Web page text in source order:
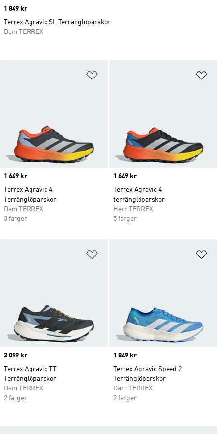
Price
1 649 kr
Terrex Agravic 4
Terränglöparskor
Dam TERREX
3 färger
Price
1 649 kr
Terrex Agravic 4
terränglöparskor
Herr TERREX
5 färger
Price
2 099 kr
Terrex Agravic TT
Terränglöparskor
Dam TERREX
2 färger
Price
1 849 kr
Terrex Agravic Speed 2
Terränglöparskor
Dam TERREX
2 färger
Price
1 849 kr
Terrex Agravic SL Terränglöparskor
Dam TERREX